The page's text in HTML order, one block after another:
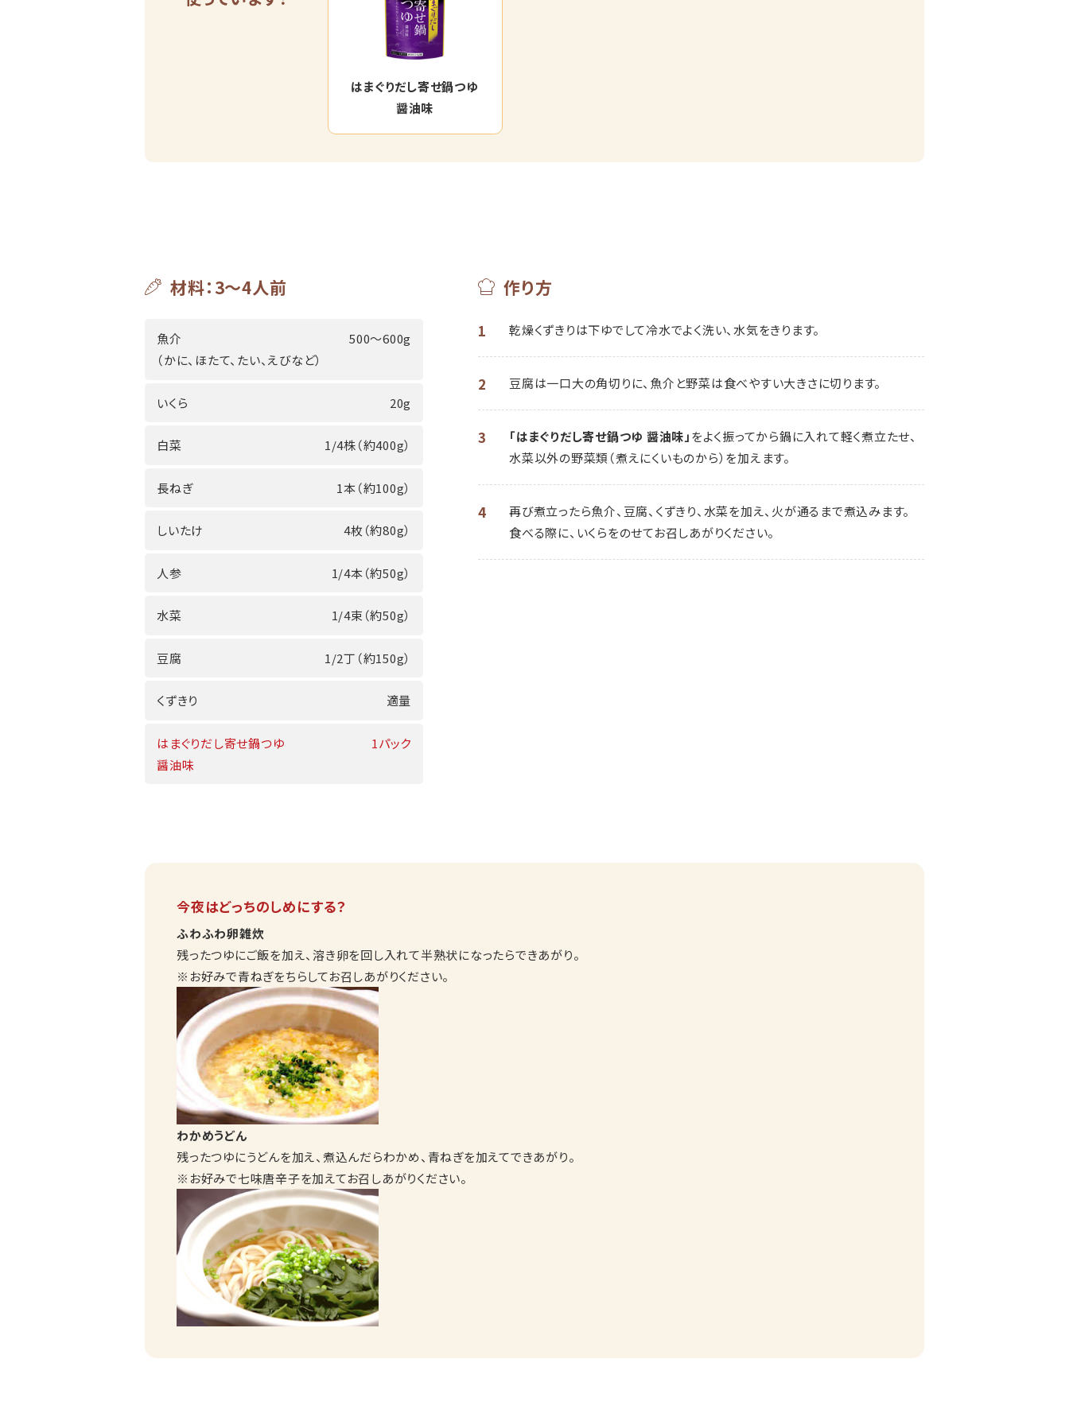
はまぐりだし寄せ鍋つゆ
醤油味
材料：3～4人前
魚介
（かに、ほたて、たい、えびなど）
500～600g
いくら 20g
白菜 1/4株（約400g）
長ねぎ 1本（約100g）
しいたけ 4枚（約80g）
人参 1/4本（約50g）
水菜 1/4束（約50g）
豆腐 1/2丁（約150g）
くずきり 適量
はまぐりだし寄せ鍋つゆ
醤油味
1パック
作り方
1 乾燥くずきりは下ゆでして冷水でよく洗い、水気をきります。
2 豆腐は一口大の角切りに、魚介と野菜は食べやすい大きさに切ります。
3 「はまぐりだし寄せ鍋つゆ 醤油味」をよく振ってから鍋に入れて軽く煮立たせ、
水菜以外の野菜類（煮えにくいものから）を加えます。
4
再び煮立ったら魚介、豆腐、くずきり、水菜を加え、火が通るまで煮込みます。
食べる際に、いくらをのせてお召しあがりください。
今夜はどっちのしめにする？
ふわふわ卵雑炊
残ったつゆにご飯を加え、溶き卵を回し入れて半熟状になったらできあがり。
※お好みで青ねぎをちらしてお召しあがりください。
わかめうどん
残ったつゆにうどんを加え、煮込んだらわかめ、青ねぎを加えてできあがり。
※お好みで七味唐辛子を加えてお召しあがりください。